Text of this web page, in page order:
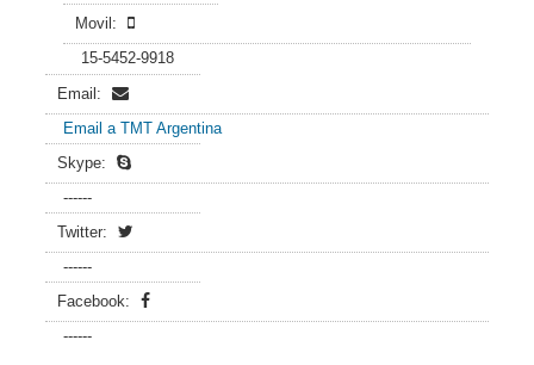
Movil:
15-5452-9918
Email:
Email a TMT Argentina
Skype:
------
Twitter:
------
Facebook:
------